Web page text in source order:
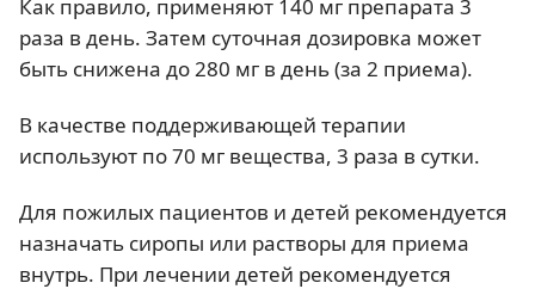
Как правило, применяют 140 мг препарата 3
раза в день. Затем суточная дозировка может
быть снижена до 280 мг в день (за 2 приема).
В качестве поддерживающей терапии
используют по 70 мг вещества, 3 раза в сутки.
Для пожилых пациентов и детей рекомендуется
назначать сиропы или растворы для приема
внутрь. При лечении детей рекомендуется